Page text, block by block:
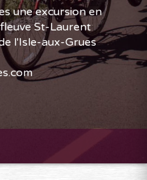
une excursion en
St-Laurent
l'Isle-aux-Grues